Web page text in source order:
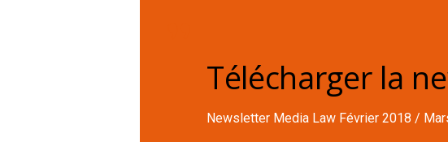
Télécharger la
Newsletter Media Law Février 2018 /